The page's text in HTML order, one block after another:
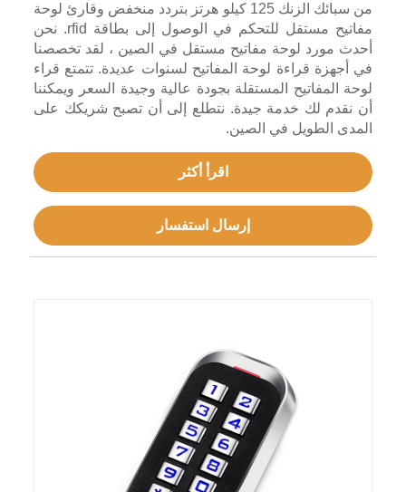
من سبائك الزنك 125 كيلو هرتز بتردد منخفض وقارئ لوحة
مفاتيح مستقل للتحكم في الوصول إلى بطاقة rfid. نحن
أحدث مورد لوحة مفاتيح مستقل في الصين ، لقد تخصصنا
في أجهزة قراءة لوحة المفاتيح لسنوات عديدة. تتمتع قراء
لوحة المفاتيح المستقلة بجودة عالية وجيدة السعر ويمكننا
أن نقدم لك خدمة جيدة. نتطلع إلى أن تصبح شريكك على
المدى الطويل في الصين.
اقرأ أكثر
إرسال استفسار